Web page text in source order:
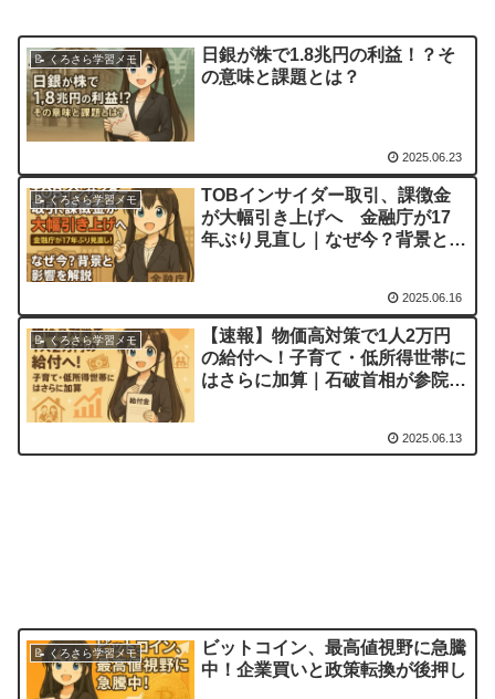
📝 くろさら学習メモ
日銀が株で1.8兆円の利益！？そ
の意味と課題とは？
2025.06.23
📝 くろさら学習メモ
TOBインサイダー取引、課徴金
が大幅引き上げへ 金融庁が17
年ぶり見直し｜なぜ今？背景と影
2025.06.16
📝 くろさら学習メモ
【速報】物価高対策で1人2万円
の給付へ！子育て・低所得世帯に
はさらに加算｜石破首相が参院選
2025.06.13
📝 くろさら学習メモ
ビットコイン、最高値視野に急騰
中！企業買いと政策転換が後押し